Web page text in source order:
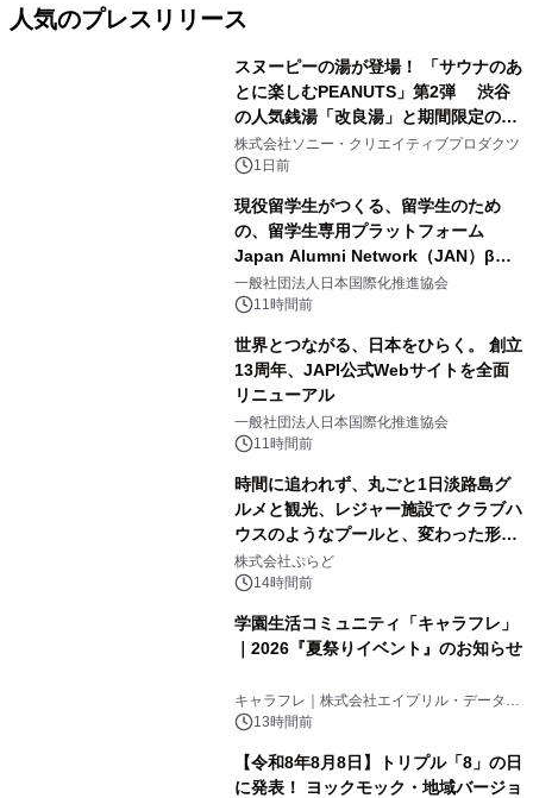
人気のプレスリリース
スヌーピーの湯が登場！ 「サウナのあ
とに楽しむPEANUTS」第2弾 渋谷
の人気銭湯「改良湯」と期間限定のコ
ラボレーション サウナイキタイコラ
ボグッズも発売決定！
株式会社ソニー・クリエイティブプロダクツ
1日前
現役留学生がつくる、留学生のため
の、留学生専用プラットフォーム
Japan Alumni Network（JAN）β版
をリリース
一般社団法人日本国際化推進協会
11時間前
世界とつながる、日本をひらく。 創立
13周年、JAPI公式Webサイトを全面
リニューアル
一般社団法人日本国際化推進協会
11時間前
時間に追われず、丸ごと1日淡路島グ
ルメと観光、レジャー施設で クラブハ
ウスのようなプールと、変わった形の
サウナも 「THE BOXY AWAJI」のお
得な素泊まり連泊プランで
株式会社ぷらど
14時間前
学園生活コミュニティ「キャラフレ」
｜2026『夏祭りイベント』のお知らせ
キャラフレ｜株式会社エイプリル・データ・
デザインズ
13時間前
【令和8年8月8日】トリプル「8」の日
に発表！ ヨックモック・地域バージョ